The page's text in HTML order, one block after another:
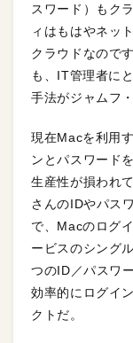
スワード）もク
ィはもはやネッ
クラウドなので
も、IT管理者に
手法がジャムフ
現在Macを利用
ンとパスワード
生産性が損われ
さんのIDやパス
で、Macのログ
ービスのシング
つのID／パスワ
効率的にログイ
クトだ。